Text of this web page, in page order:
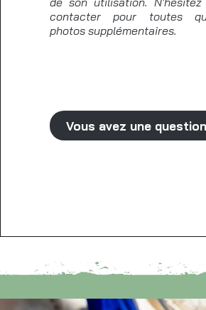
contacter pour toutes
photos supplémentaires.
Vous avez une